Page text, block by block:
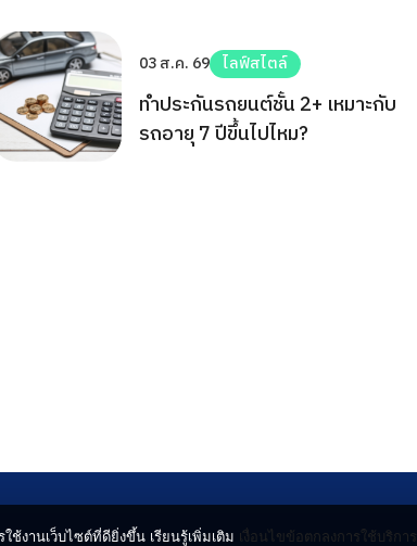
03 ส.ค. 69 ไลฟ์สไตล์
ทำประกันรถยนต์ชั้น 2+ เหมาะกับ
รถอายุ 7 ปีขึ้นไปไหม?
ช้งานเว็บไซต์ที่ดียิ่งขึ้น เรียนรู้เพิ่มเติม เงื่อนไขข้อตกลงการใช้บริการ